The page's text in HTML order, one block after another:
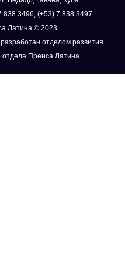
838 3496, (+53) 7 838 3497
Латина © 2023
отделом развития
отдела Пренса Латина.